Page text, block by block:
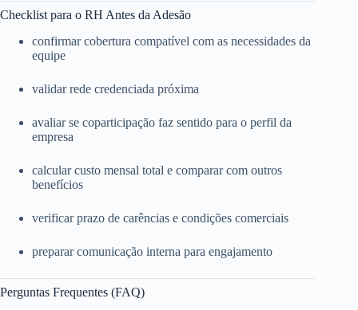
Checklist para o RH Antes da Adesão
confirmar cobertura compatível com as necessidades da
equipe
validar rede credenciada próxima
avaliar se coparticipação faz sentido para o perfil da
empresa
calcular custo mensal total e comparar com outros
benefícios
verificar prazo de carências e condições comerciais
preparar comunicação interna para engajamento
Perguntas Frequentes (FAQ)